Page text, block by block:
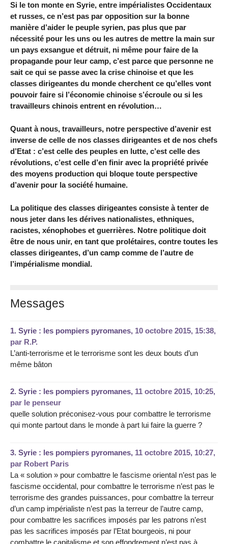
Si le ton monte en Syrie, entre impérialistes Occidentaux
et russes, ce n’est pas par opposition sur la bonne
manière d’aider le peuple syrien, pas plus que par
nécessité pour les uns ou les autres de mettre la main sur
un pays exsangue et détruit, ni même pour faire de la
propagande pour leur camp, c’est parce que personne ne
sait ce qui se passe avec la crise chinoise et que les
classes dirigeantes du monde cherchent ce qu’elles vont
pouvoir faire si l’économie chinoise s’écroule ou si les
travailleurs chinois entrent en révolution…
Quant à nous, travailleurs, notre perspective d’avenir est
inverse de celle de nos classes dirigeantes et de nos chefs
d’Etat : c’est celle des peuples en lutte, c’est celle des
révolutions, c’est celle d’en finir avec la propriété privée
des moyens production qui bloque toute perspective
d’avenir pour la société humaine.
La politique des classes dirigeantes consiste à tenter de
nous jeter dans les dérives nationalistes, ethniques,
racistes, xénophobes et guerrières. Notre politique doit
être de nous unir, en tant que prolétaires, contre toutes les
classes dirigeantes, d’un camp comme de l’autre de
l’impérialisme mondial.
Messages
1. Syrie : les pompiers pyromanes, 10 octobre 2015, 15:38,
par R.P.
L’anti-terrorisme et le terrorisme sont les deux bouts d’un
même bâton
2. Syrie : les pompiers pyromanes, 11 octobre 2015, 10:25,
par le penseur
quelle solution préconisez-vous pour combattre le terrorisme
qui monte partout dans le monde à part lui faire la guerre ?
3. Syrie : les pompiers pyromanes, 11 octobre 2015, 10:27,
par Robert Paris
La « solution » pour combattre le fascisme oriental n’est pas le
fascisme occidental, pour combattre le terrorisme n’est pas le
terrorisme des grandes puissances, pour combattre la terreur
d’un camp impérialiste n’est pas la terreur de l’autre camp,
pour combattre les sacrifices imposés par les patrons n’est
pas les sacrifices imposés par l’Etat bourgeois, ni pour
combattre le capitalisme et son effondrement n’est pas à